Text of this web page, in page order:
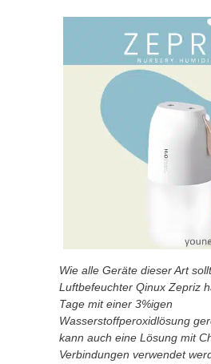
Wie alle Geräte dieser Art
Luftbefeuchter Qinux Zepriz
Tage mit einer 3%igen
Wasserstoffperoxidlösung
kann auch eine Lösung mit
Verbindungen verwendet